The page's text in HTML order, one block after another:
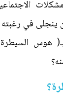
ينجلى في
هوس